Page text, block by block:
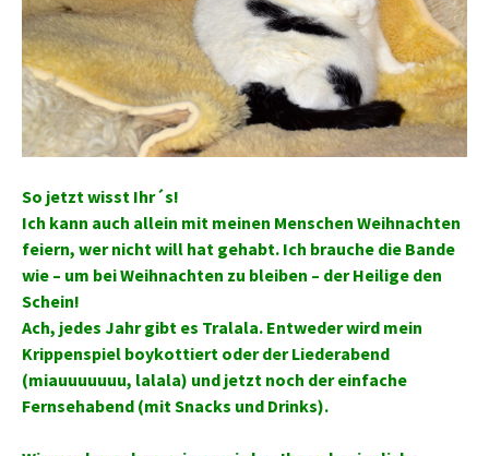
So jetzt wisst Ihr´s!
Ich kann auch allein mit meinen Menschen Weihnachten
feiern, wer nicht will hat gehabt. Ich brauche die Bande
wie – um bei Weihnachten zu bleiben – der Heilige den
Schein!
Ach, jedes Jahr gibt es Tralala. Entweder wird mein
Krippenspiel boykottiert oder der Liederabend
(miauuuuuuu, lalala) und jetzt noch der einfache
Fernsehabend (mit Snacks und Drinks).